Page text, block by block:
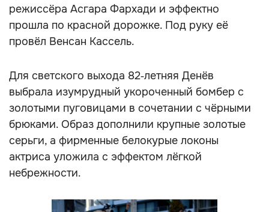
режиссёра Асгара Фархади и эффектно
прошла по красной дорожке. Под руку её
провёл Венсан Кассель.
Для светского выхода 82‑летняя Денёв
выбрала изумрудный укороченный бомбер с
золотыми пуговицами в сочетании с чёрными
брюками. Образ дополнили крупные золотые
серьги, а фирменные белокурые локоны
актриса уложила с эффектом лёгкой
небрежности.